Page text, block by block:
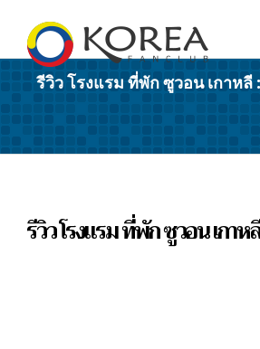
รีวิว โรงแรม ที่พัก ซูวอน เกาห
รีวิว โรงแรม ที่พัก ซูวอน เกาห